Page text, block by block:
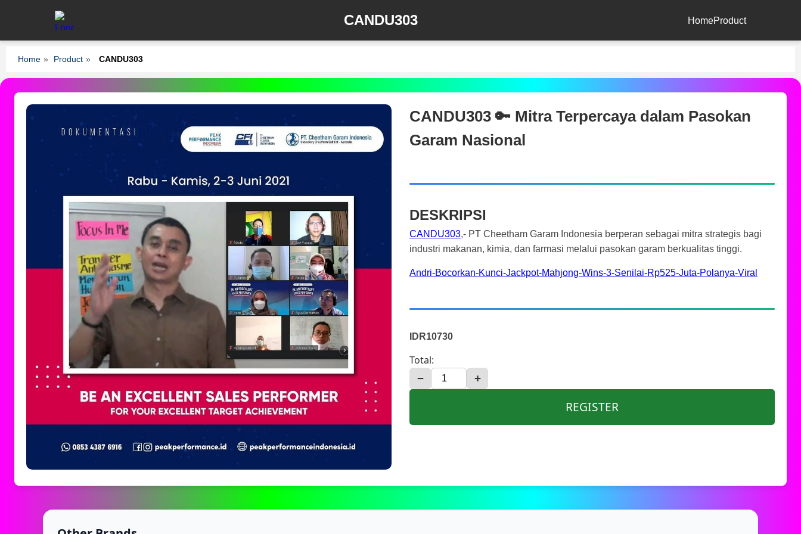
CANDU303 HomeProduct
Home » Product » CANDU303
CANDU303 🔑 Mitra Terpercaya dalam Pasokan
Garam Nasional
DESKRIPSI
CANDU303,- PT Cheetham Garam Indonesia berperan sebagai mitra strategis bagi
industri makanan, kimia, dan farmasi melalui pasokan garam berkualitas tinggi.
Andri-Bocorkan-Kunci-Jackpot-Mahjong-Wins-3-Senilai-Rp525-Juta-Polanya-Viral
IDR10730
Total:
− +
REGISTER